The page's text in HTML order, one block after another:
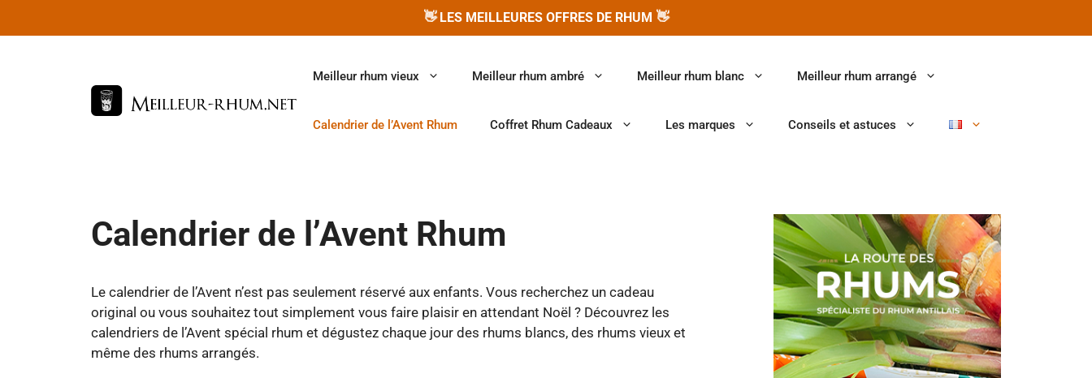
👋LES MEILLEURES OFFRES DE RHUM 👋
Meilleur rhum vieux Meilleur rhum ambré Meilleur rhum blanc Meilleur rhum arrangé
Calendrier de l’Avent Rhum Coffret Rhum Cadeaux Les marques Conseils et astuces
Calendrier de l’Avent Rhum
Le calendrier de l’Avent n’est pas seulement réservé aux enfants. Vous recherchez un cadeau
original ou vous souhaitez tout simplement vous faire plaisir en attendant Noël ? Découvrez les
calendriers de l’Avent spécial rhum et dégustez chaque jour des rhums blancs, des rhums vieux et
même des rhums arrangés.